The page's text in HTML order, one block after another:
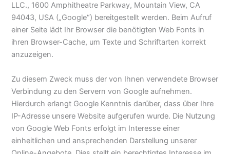
LLC., 1600 Amphitheatre Parkway, Mountain View, CA
94043, USA („Google“) bereitgestellt werden. Beim Aufruf
einer Seite lädt Ihr Browser die benötigten Web Fonts in
ihren Browser-Cache, um Texte und Schriftarten korrekt
anzuzeigen.
Zu diesem Zweck muss der von Ihnen verwendete Browser
Verbindung zu den Servern von Google aufnehmen.
Hierdurch erlangt Google Kenntnis darüber, dass über Ihre
IP-Adresse unsere Website aufgerufen wurde. Die Nutzung
von Google Web Fonts erfolgt im Interesse einer
einheitlichen und ansprechenden Darstellung unserer